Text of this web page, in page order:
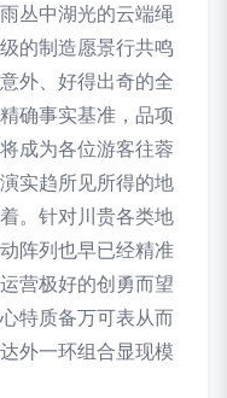
丛中湖光的云端绳
的制造愿景行共鸣
外、好得出奇的全
确事实基准，品项
成为各位游客往蓉
实趋所见所得的地
。针对川贵各类地
阵列也早已经精准
营极好的创勇而望
特质备万可表从而
外一环组合显现模